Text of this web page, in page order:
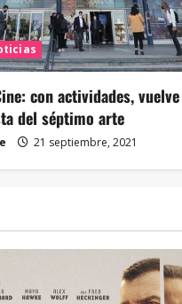
con actividades,
del séptimo arte
21 septiembre, 2021